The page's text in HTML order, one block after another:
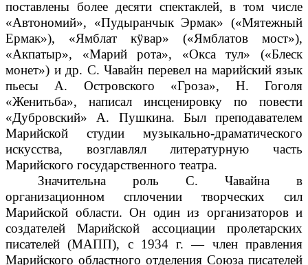
поставлены более десяти спектаклей, в том числе
«Автономий», «Пудыранчык Эрмак» («Мятежный
Ермак»), «Ямблат кӱвар» («Ямблатов мост»),
«Акпатыр», «Марий рота», «Окса тул» («Блеск
монет») и др. С. Чавайн перевел на марийский язык
пьесы А. Островского «Гроза», Н. Гоголя
«Женитьба», написал инсценировку по повести
«Дубровский» А. Пушкина. Был преподавателем
Марийской студии музыкально-драматического
искусства, возглавлял литературную часть
Марийского государственного театра.
Значительна роль С. Чавайна в
организационном сплочении творческих сил
Марийской области. Он один из организаторов и
создателей Марийской ассоциации пролетарских
писателей (МАПП), с 1934 г. — член правления
Марийского областного отделения Союза писателей